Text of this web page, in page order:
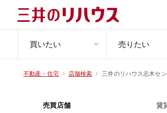
買いたい 売りたい
不動産・住宅 店舗検索 三井のリハウス志木セ
売買店舗 賃